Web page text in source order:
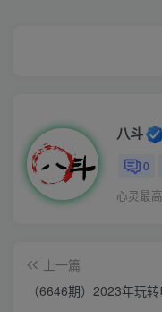
八斗
0
心灵最
上一篇
（6646期）2023年玩